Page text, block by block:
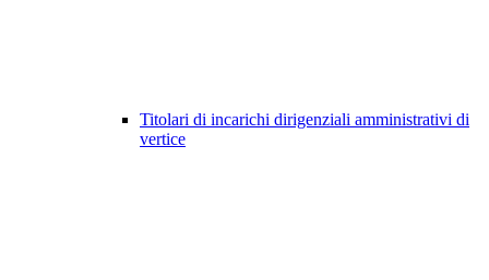
Titolari di incarichi dirigenziali amministrativi di
vertice